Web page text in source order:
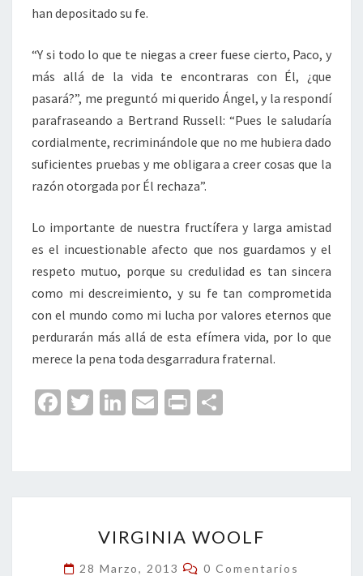
han depositado su fe.
“Y si todo lo que te niegas a creer fuese cierto, Paco, y
más allá de la vida te encontraras con Él, ¿que
pasará?”, me preguntó mi querido Ángel, y la respondí
parafraseando a Bertrand Russell: “Pues le saludaría
cordialmente, recriminándole que no me hubiera dado
suficientes pruebas y me obligara a creer cosas que la
razón otorgada por Él rechaza”.
Lo importante de nuestra fructífera y larga amistad
es el incuestionable afecto que nos guardamos y el
respeto mutuo, porque su credulidad es tan sincera
como mi descreimiento, y su fe tan comprometida
con el mundo como mi lucha por valores eternos que
perdurarán más allá de esta efímera vida, por lo que
merece la pena toda desgarradura fraternal.
Fa
o
o
T
er
Li
dI
n
E
l
Pr
p
ar
tir
WOOLF
VIRGINIA WOOLF
28 Marzo, 2013 Comentarios
0 Comentarios